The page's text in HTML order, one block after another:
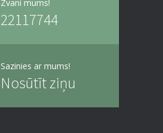
Zvani mums!
22117744
Sazinies ar mums!
Nosūtīt ziņu